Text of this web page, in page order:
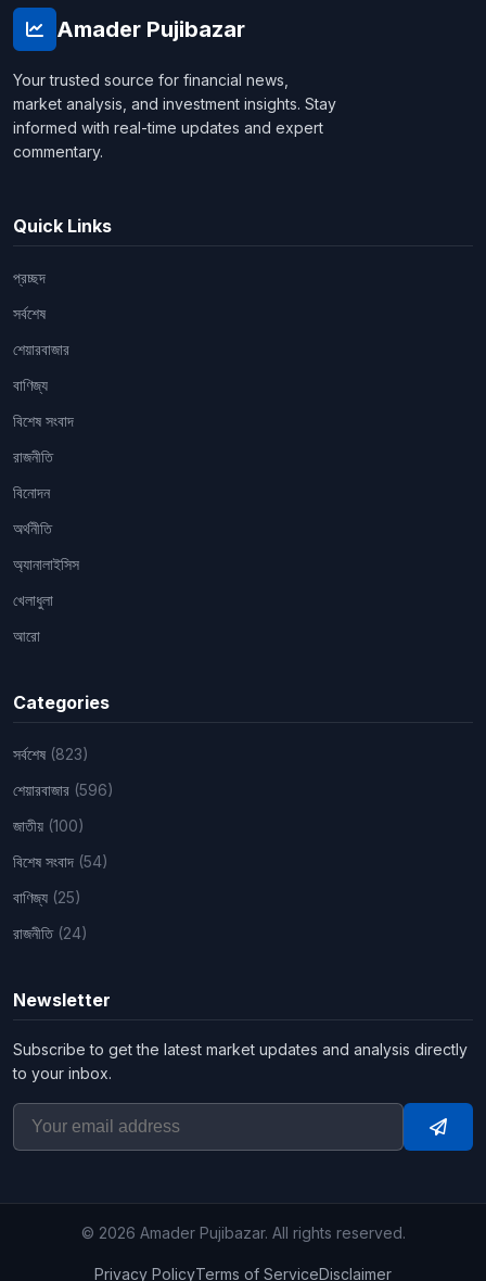
Amader Pujibazar
Your trusted source for financial news,
market analysis, and investment insights. Stay
informed with real-time updates and expert
commentary.
Quick Links
প্রচ্ছদ
সর্বশেষ
শেয়ারবাজার
বাণিজ্য
বিশেষ সংবাদ
রাজনীতি
বিনোদন
অর্থনীতি
অ্যানালাইসিস
খেলাধুলা
আরো
Categories
সর্বশেষ (823)
শেয়ারবাজার (596)
জাতীয় (100)
বিশেষ সংবাদ (54)
বাণিজ্য (25)
রাজনীতি (24)
Newsletter
Subscribe to get the latest market updates and analysis directly
to your inbox.
© 2026 Amader Pujibazar. All rights reserved.
Privacy PolicyTerms of ServiceDisclaimer